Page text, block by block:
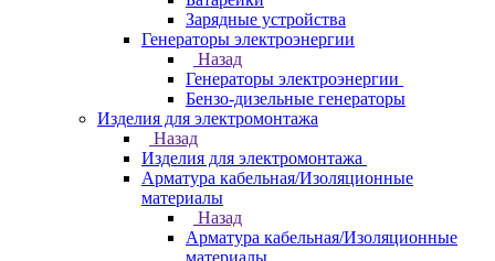
Зарядные устройства
Генераторы электроэнергии
Назад
Генераторы электроэнергии
Бензо-дизельные генераторы
Изделия для электромонтажа
Назад
Изделия для электромонтажа
Арматура кабельная/Изоляционные
материалы
Назад
Арматура кабельная/Изоляционные
материалы